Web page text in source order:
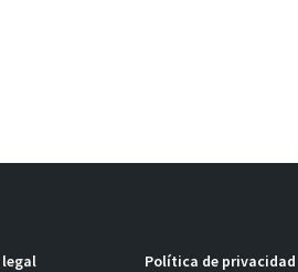
Política de privacidad